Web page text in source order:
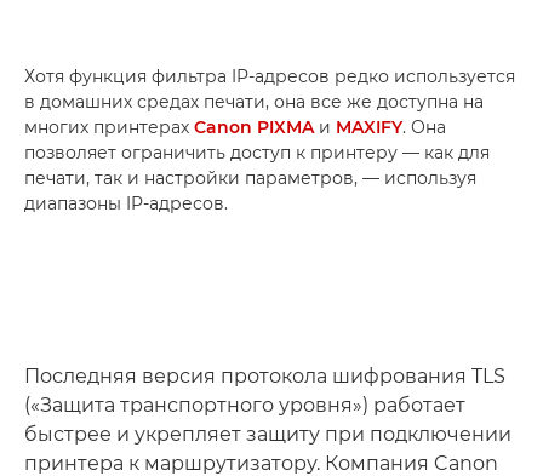
Хотя функция фильтра IP-адресов редко используется
в домашних средах печати, она все же доступна на
многих принтерах Canon PIXMA и MAXIFY. Она
позволяет ограничить доступ к принтеру — как для
печати, так и настройки параметров, — используя
диапазоны IP-адресов.
Последняя версия протокола шифрования TLS
(«Защита транспортного уровня») работает
быстрее и укрепляет защиту при подключении
принтера к маршрутизатору. Компания Canon